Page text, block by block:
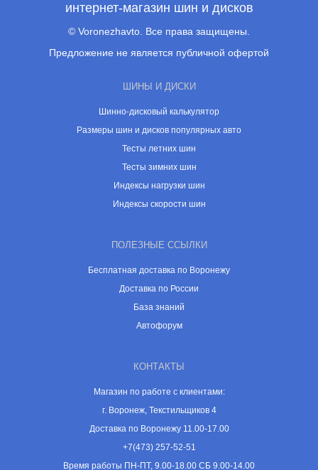
интернет-магазин шин и дисков
© Voronezhavto. Все права защищены.
Предложение не является публичной офертой
ШИНЫ И ДИСКИ
Шинно-дисковый калькулятор
Размеры шин и дисков популярных авто
Тесты летних шин
Тесты зимних шин
Индексы нагрузки шин
Индексы скорости шин
ПОЛЕЗНЫЕ ССЫЛКИ
Бесплатная доставка по Воронежу
Доставка по России
База знаний
Автофорум
КОНТАКТЫ
Магазин по работе с клиентами:
г. Воронеж, Текстильщиков 4
Доставка по Воронежу 11.00-17.00
+7(473) 257-52-51
Время работы ПН-ПТ, 9.00-18.00 СБ 9.00-14.00